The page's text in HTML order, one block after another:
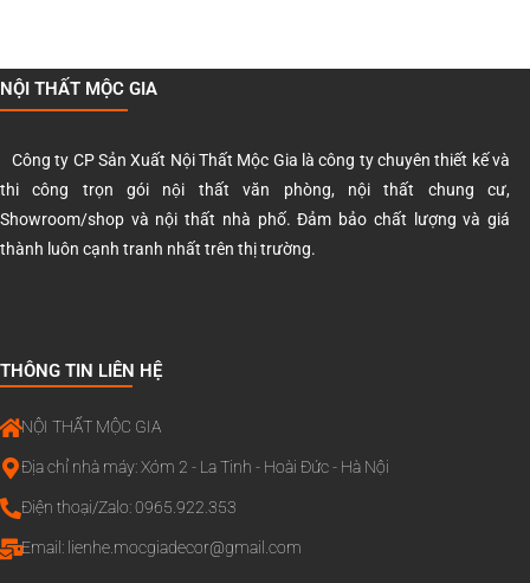
NỘI THẤT MỘC GIA
Công ty CP Sản Xuất Nội Thất Mộc Gia là công ty chuyên thiết kế và
thi công trọn gói nội thất văn phòng, nội thất chung cư,
Showroom/shop và nội thất nhà phố. Đảm bảo chất lượng và giá
thành luôn cạnh tranh nhất trên thị trường.
THÔNG TIN LIÊN HỆ
NỘI THẤT MỘC GIA
Địa chỉ nhà máy: Xóm 2 - La Tinh - Hoài Đức - Hà Nội
Điện thoại/Zalo: 0965.922.353
Email: lienhe.mocgiadecor@gmail.com